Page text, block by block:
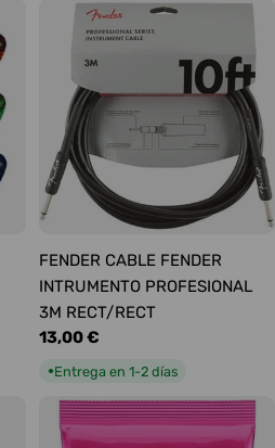
FENDER CABLE FENDER
INTRUMENTO PROFESIONAL
3M RECT/RECT
Precio
13,00 €
●Entrega en 1-2 días